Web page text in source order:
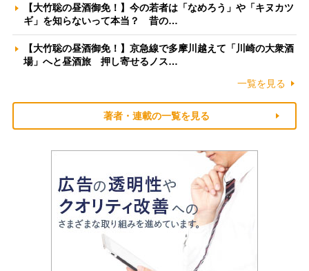
【大竹聡の昼酒御免！】今の若者は「なめろう」や「キヌカツ
ギ」を知らないって本当？ 昔の…
【大竹聡の昼酒御免！】京急線で多摩川越えて「川崎の大衆酒
場」へと昼酒旅 押し寄せるノス…
一覧を見る
著者・連載の一覧を見る